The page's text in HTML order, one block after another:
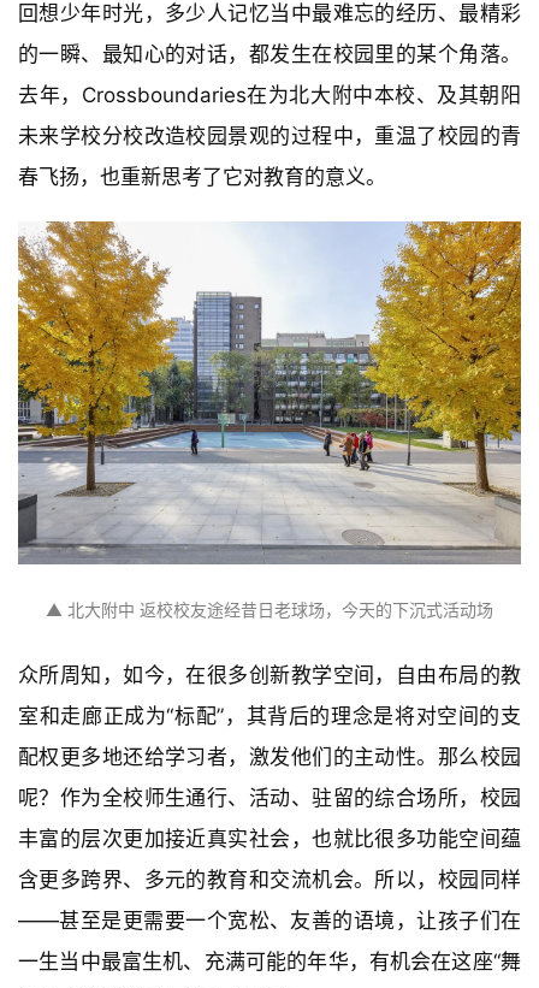
回想少年时光，多少人记忆当中最难忘的经历、最精彩
的一瞬、最知心的对话，都发生在校园里的某个角落。
去年，Crossboundaries在为北大附中本校、及其朝阳
未来学校分校改造校园景观的过程中，重温了校园的青
春飞扬，也重新思考了它对教育的意义。
▲ 北大附中 返校校友途经昔日老球场，今天的下沉式活动场
众所周知，如今，在很多创新教学空间，自由布局的教
室和走廊正成为“标配”，其背后的理念是将对空间的支
配权更多地还给学习者，激发他们的主动性。那么校园
呢？作为全校师生通行、活动、驻留的综合场所，校园
丰富的层次更加接近真实社会，也就比很多功能空间蕴
含更多跨界、多元的教育和交流机会。所以，校园同样
——甚至是更需要一个宽松、友善的语境，让孩子们在
一生当中最富生机、充满可能的年华，有机会在这座“舞